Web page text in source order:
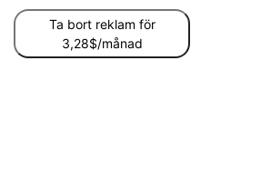
Ta bort reklam för
3,28$/månad